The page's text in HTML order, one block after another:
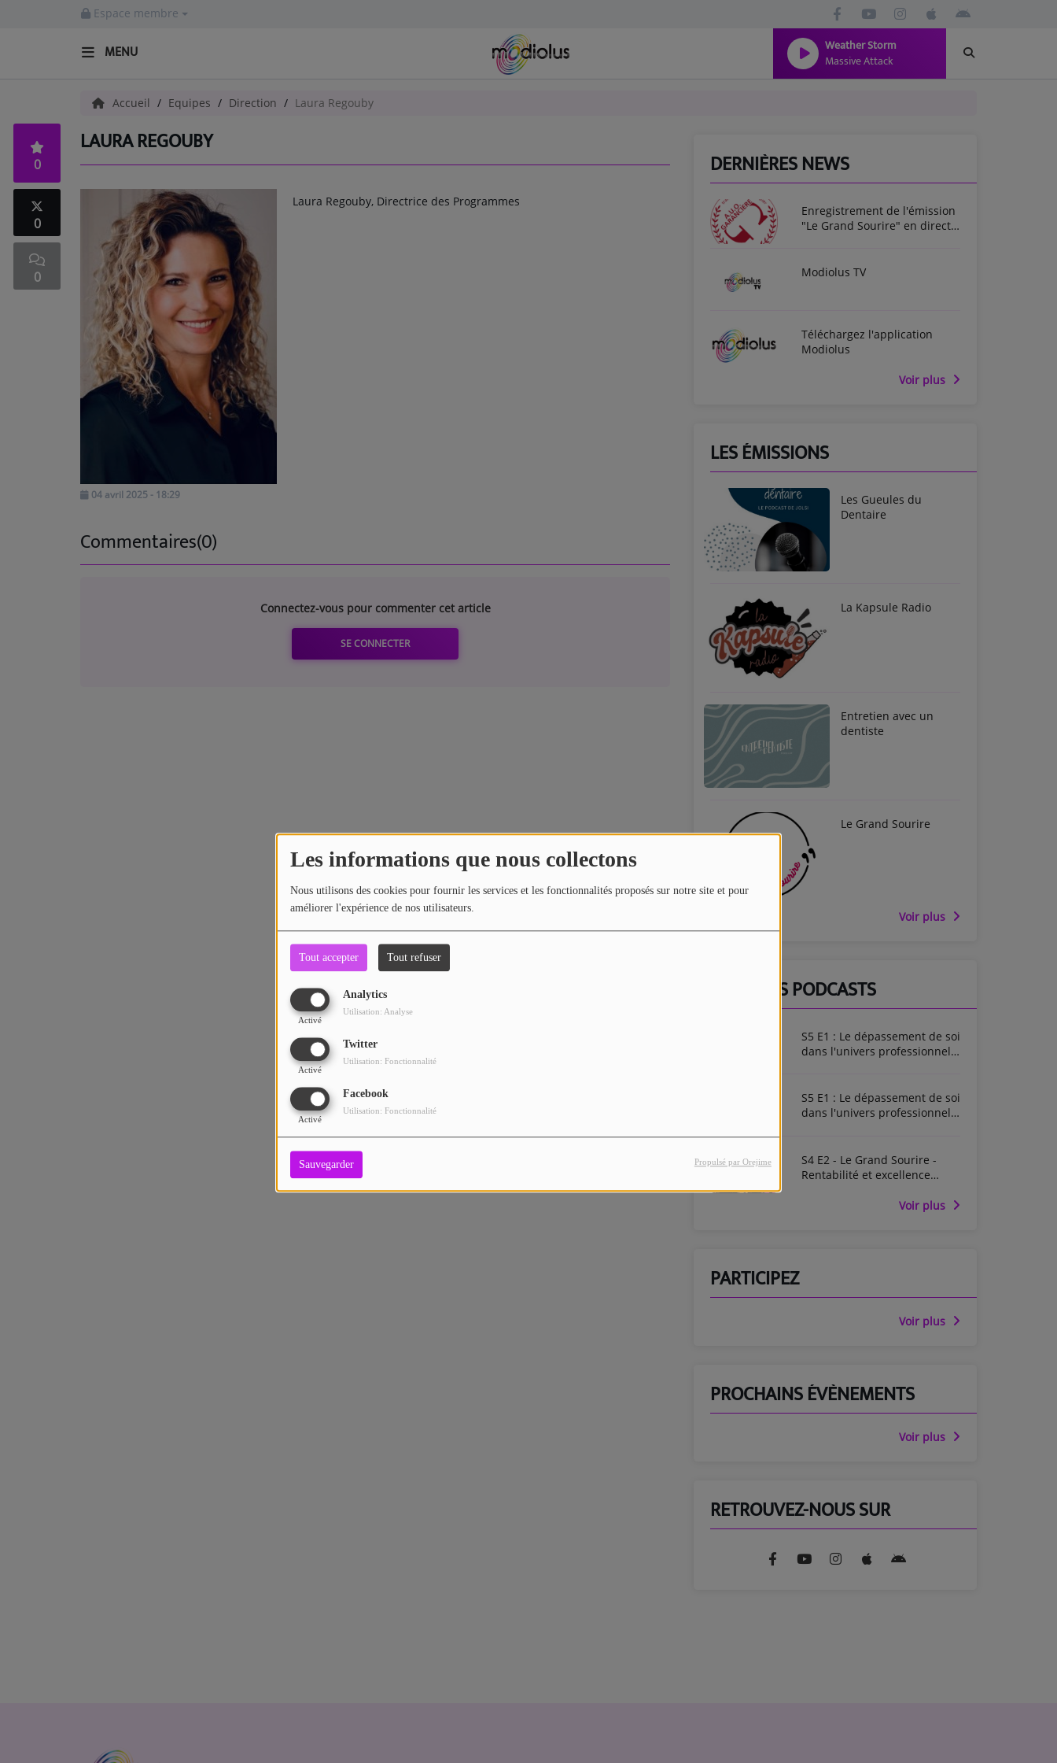
Les informations que nous collectons
Nous utilisons des cookies pour fournir les services et les fonctionnalités proposés sur notre site et pour
améliorer l'expérience de nos utilisateurs.
Tout accepter Tout refuser
Analytics
Activé
Utilisation: Analyse
Twitter
Activé
Utilisation: Fonctionnalité
Facebook
Activé
Utilisation: Fonctionnalité
Sauvegarder Propulsé par Orejime
Espace membre
MENU
Weather Storm
Massive Attack
Radio
ACTUALITÉS
EMISSIONS
EQUIPES
EVÈNEMENTS
Accueil Equipes Direction Laura Regouby
LAURA REGOUBY
0
0
0
04 avril 2025 - 18:29
Laura Regouby, Directrice des Programmes
Commentaires(0)
Connectez-vous pour commenter cet article
SE CONNECTER
DERNIÈRES NEWS
Enregistrement de l'émission
"Le Grand Sourire" en direct
Modiolus TV
Téléchargez l'application
Modiolus
Voir plus
LES ÉMISSIONS
Les Gueules du
Dentaire
La Kapsule Radio
Entretien avec un
dentiste
Le Grand Sourire
Voir plus
DERNIERS PODCASTS
S5 E1 : Le dépassement de soi
dans l'univers professionnel -
S5 E1 : Le dépassement de soi
dans l'univers professionnel -
S4 E2 - Le Grand Sourire -
Rentabilité et excellence
Voir plus
PARTICIPEZ
Voir plus
PROCHAINS ÉVÈNEMENTS
Voir plus
RETROUVEZ-NOUS SUR